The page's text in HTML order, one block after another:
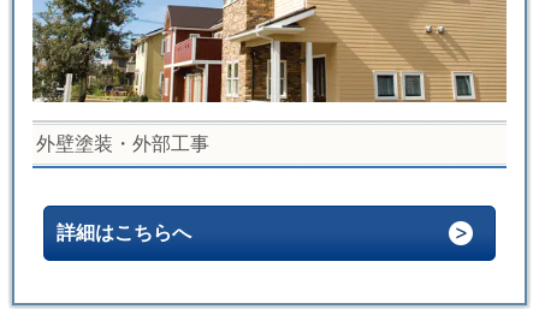
外壁塗装・外部工事
詳細はこちらへ